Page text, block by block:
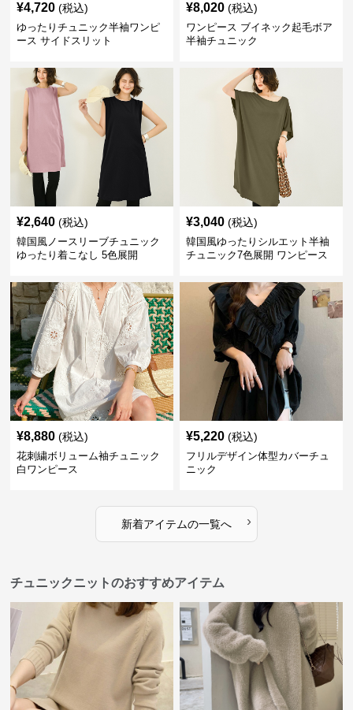
¥4,720 (税込)
ゆったりチュニック半袖ワンピ
ース サイドスリット
¥8,020 (税込)
ワンピース ブイネック起毛ボア
半袖チュニック
¥2,640 (税込)
韓国風ノースリーブチュニック
ゆったり着こなし 5色展開
¥3,040 (税込)
韓国風ゆったりシルエット半袖
チュニック7色展開 ワンピース
¥8,880 (税込)
花刺繍ボリューム袖チュニック
白ワンピース
¥5,220 (税込)
フリルデザイン体型カバーチュ
ニック
新着アイテムの一覧へ ›
チュニックニットのおすすめアイテム